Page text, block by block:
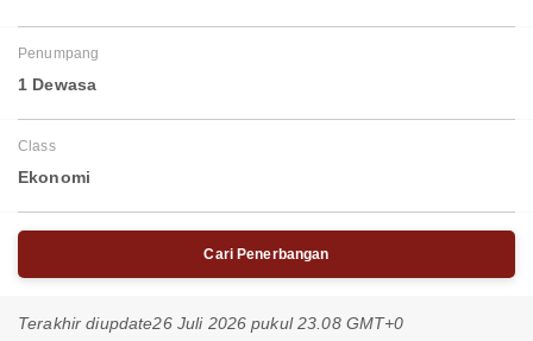
Penumpang
1 Dewasa
Class
Ekonomi
Cari Penerbangan
Terakhir diupdate26 Juli 2026 pukul 23.08 GMT+0